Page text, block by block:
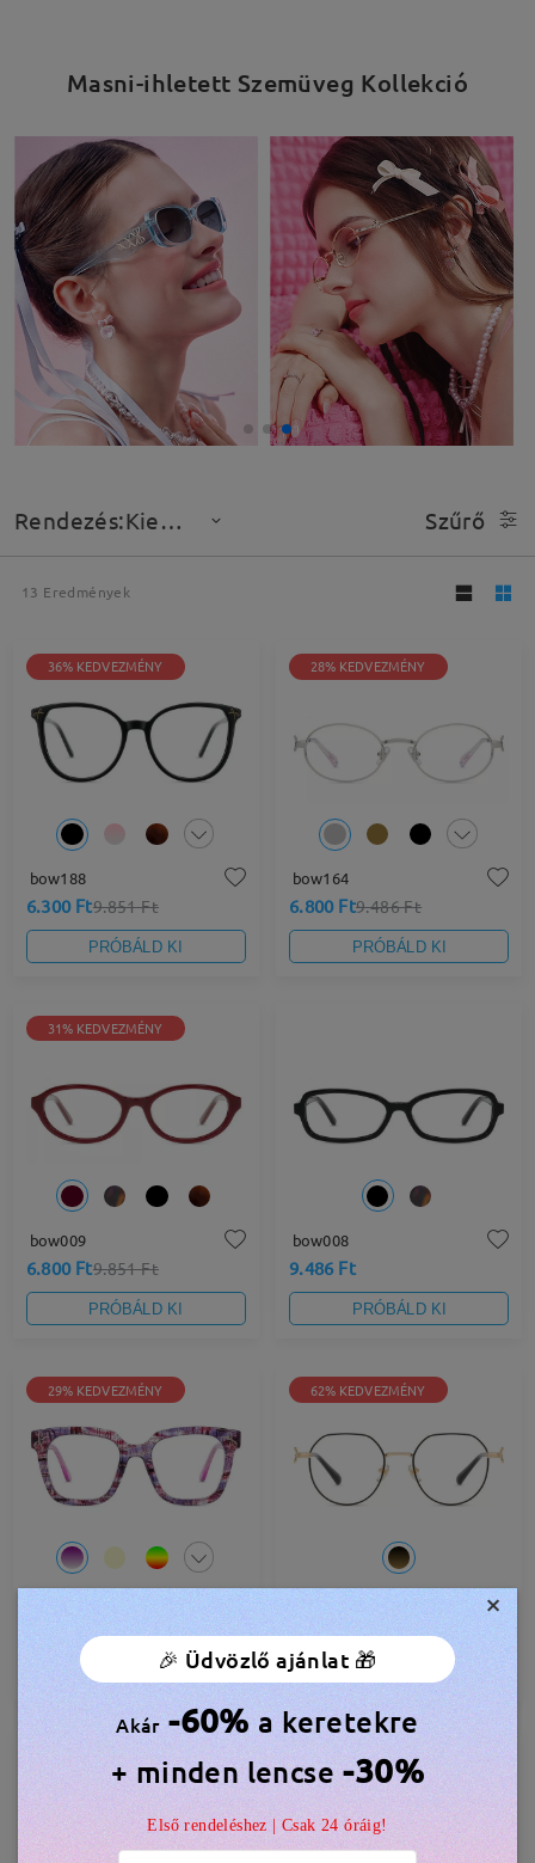
Masni-ihletett Szemüveg Kollekció
Rendezés:Kiemelt Szűrő
13 Eredmények
36% KEDVEZMÉNY
bow188
6.300 Ft9.851 Ft
PRÓBÁLD KI
28% KEDVEZMÉNY
bow164
6.800 Ft9.486 Ft
PRÓBÁLD KI
31% KEDVEZMÉNY
bow009
6.800 Ft9.851 Ft
PRÓBÁLD KI
bow008
9.486 Ft
PRÓBÁLD KI
29% KEDVEZMÉNY
bow172
7.500 Ft 10.581 Ft
PRÓBÁLD KI
62% KEDVEZMÉNY
bow017
3.500 Ft9.121 Ft
PRÓBÁLD KI
27% KEDVEZMÉNY 26% KEDVEZMÉNY
×
🎉 Üdvözlő ajánlat 🎁
Akár -60% a keretekre
+ minden lencse -30%
Első rendeléshez | Csak 24 óráig!